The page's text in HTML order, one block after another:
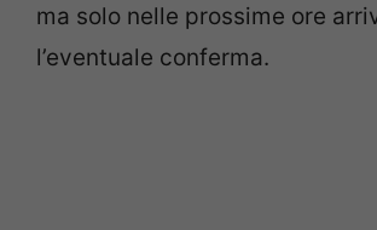
ma solo nelle prossime ore
l’eventuale conferma.